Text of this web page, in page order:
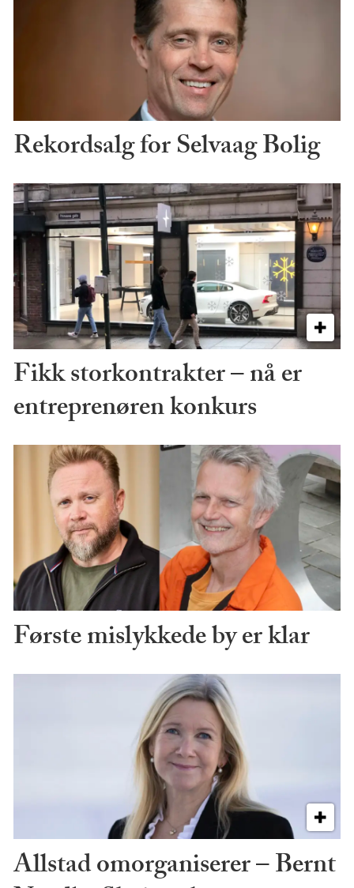
Rekordsalg for Selvaag Bolig
Fikk storkontrakter – nå er
entreprenøren konkurs
Første mislykkede by er klar
Allstad omorganiserer – Bernt